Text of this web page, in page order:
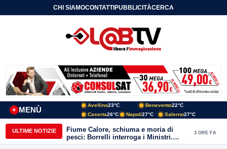
CHI SIAMOCONTATTIPUBBLICITÀCERCA
MENÙ
+
Avellino23°C Benevento22°C
Caserta26°C Napoli27°C Salerno27°C
ULTIME NOTIZIE
Fiume Calore, schiuma e moria di
pesci: Borrelli interroga i Ministri.
“Benevento paga l’assenza del
3 ORE FA